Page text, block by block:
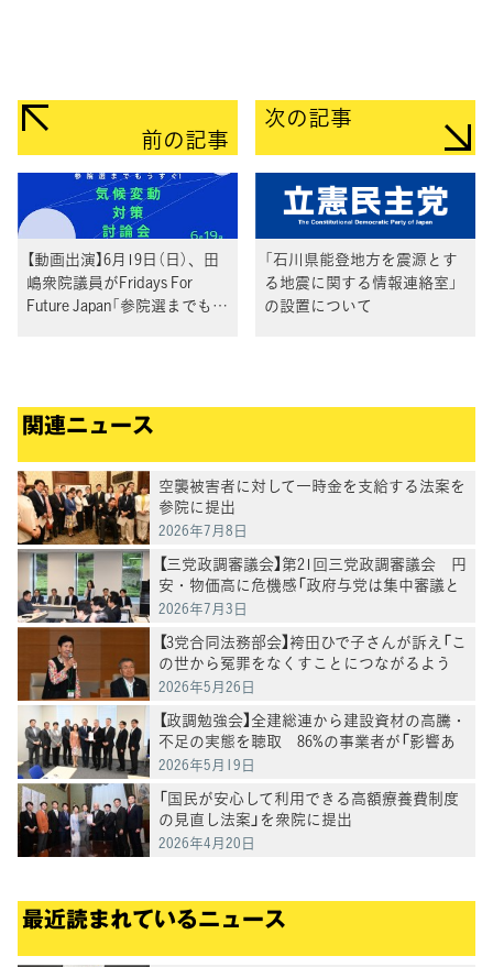
前の記事
【動画出演】6月19日（日）、田
嶋衆院議員がFridays For
Future Japan「参院選までもう
次の記事
「石川県能登地方を震源とす
る地震に関する情報連絡室」
の設置について
関連ニュース
空襲被害者に対して一時金を支給する法案を
参院に提出
2026年7月8日
【三党政調審議会】第21回三党政調審議会 円
安・物価高に危機感「政府与党は集中審議と
党首討論を開催を」徳永政調会長
2026年7月3日
【3党合同法務部会】袴田ひで子さんが訴え「こ
の世から冤罪をなくすことにつながるよう
に」再審法改正案の課題についてヒアリング
2026年5月26日
【政調勉強会】全建総連から建設資材の高騰・
不足の実態を聴取 86%の事業者が「影響あ
り」
2026年5月19日
「国民が安心して利用できる高額療養費制度
の見直し法案」を衆院に提出
2026年4月20日
最近読まれているニュース